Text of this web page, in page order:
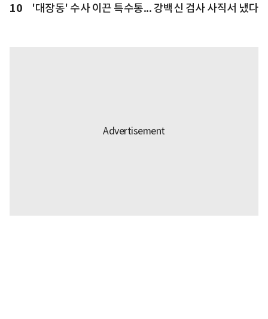
10 '대장동' 수사 이끈 특수통... 강백신 검사 사직서 냈다